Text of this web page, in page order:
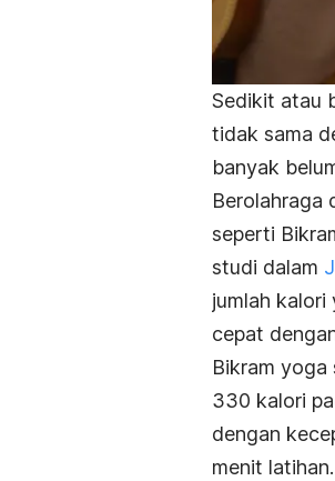
Sedikit atau
tidak sama
banyak
Berolahraga
seperti
studi dalam
jumlah kalori
cepat
Bikram yoga
330 kalori
dengan
menit latihan.